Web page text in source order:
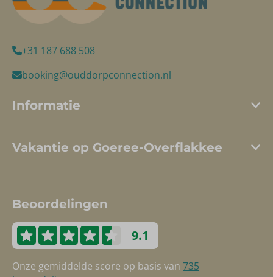
+31 187 688 508
booking@ouddorpconnection.nl
Informatie
Vakantie op Goeree-Overflakkee
Beoordelingen
9.1
Onze gemiddelde score op basis van 735